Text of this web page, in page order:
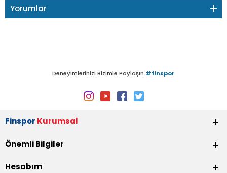
Yorumlar
Deneyimlerinizi Bizimle Paylaşın #finspor
Finspor Kurumsal
Önemli Bilgiler
Hesabım